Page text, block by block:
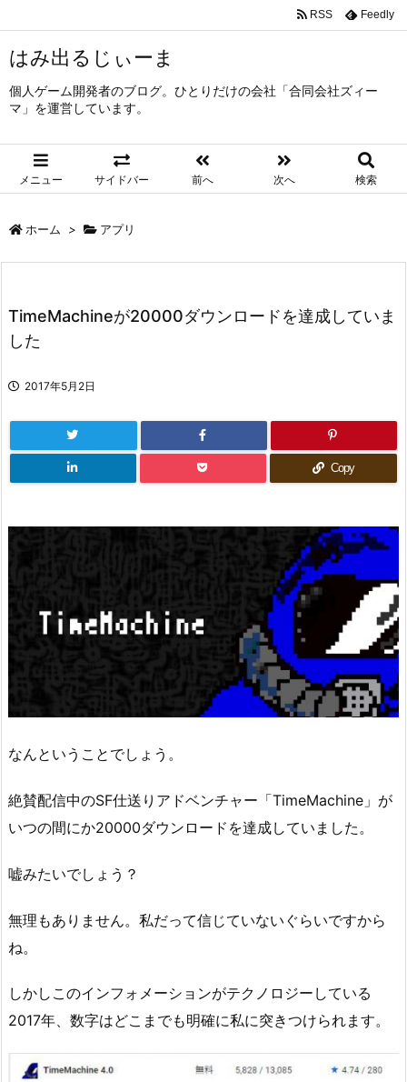
はみ出るじぃーま
個人ゲーム開発者のブログ。ひとりだけの会社「合同会社ズィー
マ」を運営しています。
メニュー サイドバー 前へ 次へ 検索
RSS Feedly
ホーム > アプリ
TimeMachineが20000ダウンロードを達成していま
した
2017年5月2日
Copy
なんということでしょう。
絶賛配信中のSF仕送りアドベンチャー「TimeMachine」が
いつの間にか20000ダウンロードを達成していました。
嘘みたいでしょう？
無理もありません。私だって信じていないぐらいですから
ね。
しかしこのインフォメーションがテクノロジーしている
2017年、数字はどこまでも明確に私に突きつけられます。